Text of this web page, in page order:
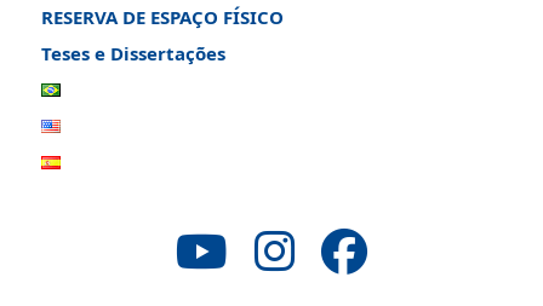
RESERVA DE ESPAÇO FÍSICO
Teses e Dissertações